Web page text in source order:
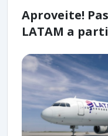
Aproveite!
LATAM a